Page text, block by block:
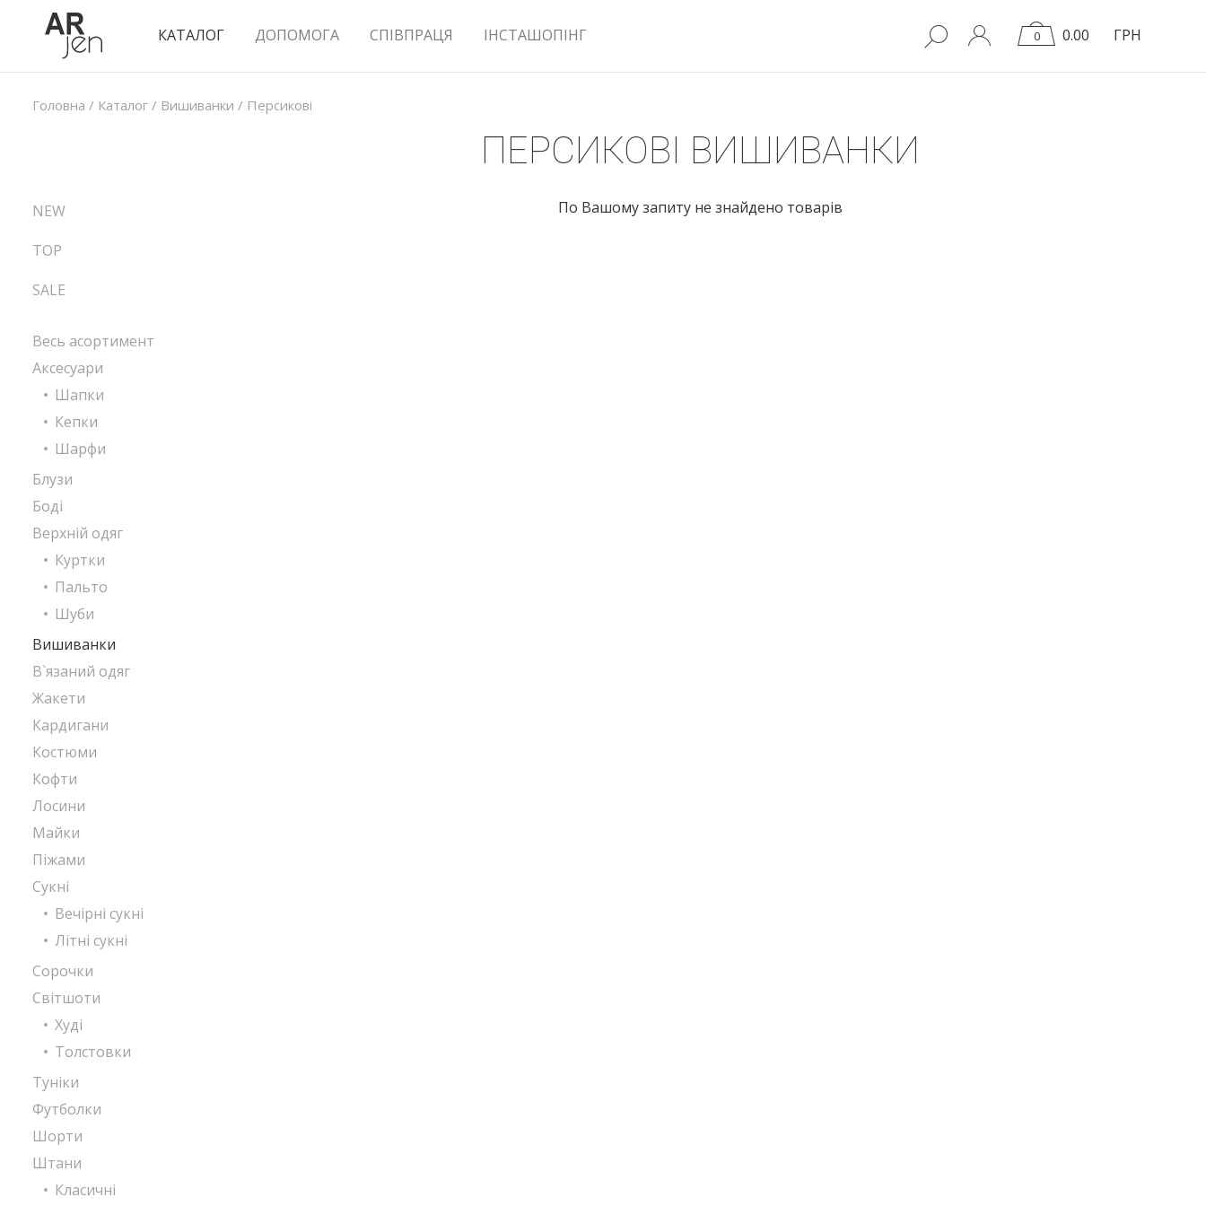
КАТАЛОГ ДОПОМОГА СПІВПРАЦЯ ІНСТАШОПІНГ 0 0.00 ГРН
Головна / Каталог / Вишиванки / Персикові
ПЕРСИКОВІ ВИШИВАНКИ
По Вашому запиту не знайдено товарів
NEW
TOP
SALE
Весь асортимент
Аксесуари
Шапки
Кепки
Шарфи
Блузи
Боді
Верхній одяг
Куртки
Пальто
Шуби
Вишиванки
В`язаний одяг
Жакети
Кардигани
Костюми
Кофти
Лосини
Майки
Піжами
Сукні
Вечірні сукні
Літні сукні
Сорочки
Світшоти
Худі
Толстовки
Туніки
Футболки
Шорти
Штани
Класичні